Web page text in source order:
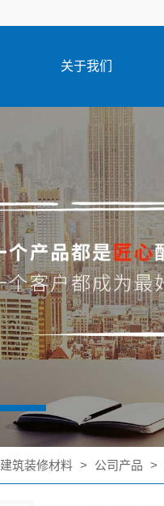
关于我们
建筑装修材料 > 公司产品 >